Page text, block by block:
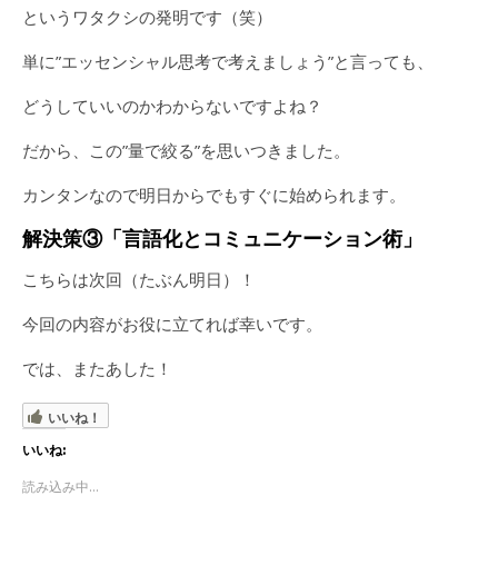
というワタクシの発明です（笑）
単に”エッセンシャル思考で考えましょう”と言っても、
どうしていいのかわからないですよね？
だから、この”量で絞る”を思いつきました。
カンタンなので明日からでもすぐに始められます。
解決策③「言語化とコミュニケーション術」
こちらは次回（たぶん明日）！
今回の内容がお役に立てれば幸いです。
では、またあした！
いいね！
いいね:
読み込み中...